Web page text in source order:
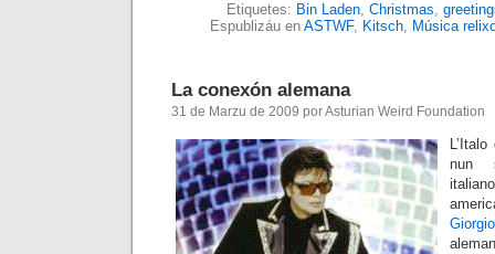
Etiquetes: Bin Laden, Christmas,
Espublizáu en ASTWF, Kitsch, Música
La conexón alemana
31 de Marzu de 2009 por Asturian Weird Foundation
nun